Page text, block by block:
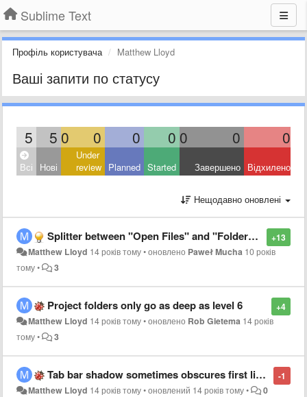
Sublime Text
Профіль користувача Matthew Lloyd
Ваші запити по статусу
5 5 0 0 0 0 0 0 0
Всі Нові
Under
review Planned Started Завершено Відхилено
Нещодавно оновлені
+13
Splitter between "Open Files" and "Folders" in sidebar
Matthew Lloyd 14 років тому•оновлено Paweł Mucha 10 років
тому• 3
+4
Project folders only go as deep as level 6
Matthew Lloyd 14 років тому•оновлено Rob Gietema 14 років
тому• 3
-1
Tab bar shadow sometimes obscures first line of code
Matthew Lloyd 14 років тому•оновлений 14 років тому• 0